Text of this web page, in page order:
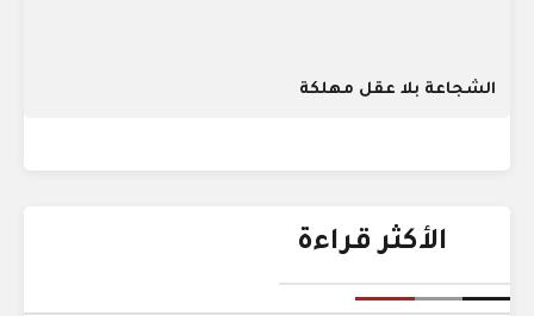
الشجاعة بلا عقل مهلكة
الأكثر قراءة